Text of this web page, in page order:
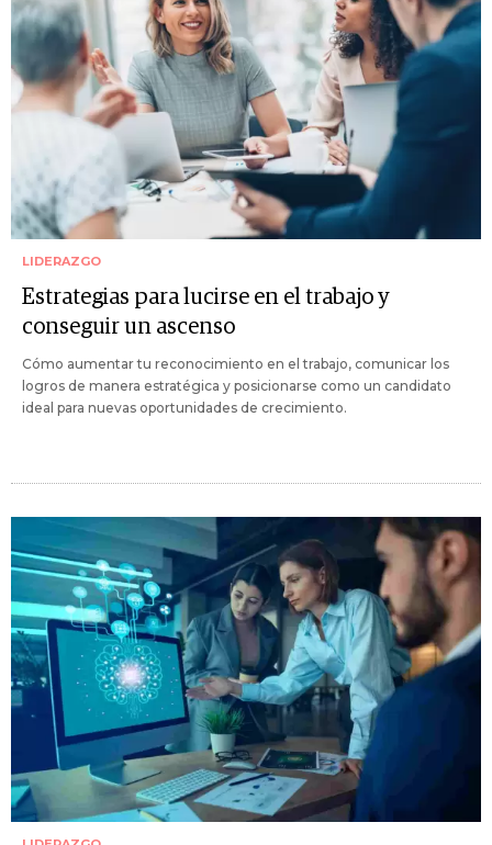
LIDERAZGO
Estrategias para lucirse en el trabajo y
conseguir un ascenso
Cómo aumentar tu reconocimiento en el trabajo, comunicar los
logros de manera estratégica y posicionarse como un candidato
ideal para nuevas oportunidades de crecimiento.